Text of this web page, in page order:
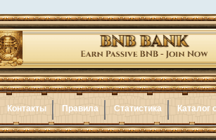
Контакты Правила Статистика Каталог